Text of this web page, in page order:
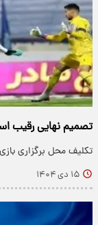
تصمیم نهایی رقیب
تکلیف محل برگزاری
۱۵ دی ۱۴۰۴